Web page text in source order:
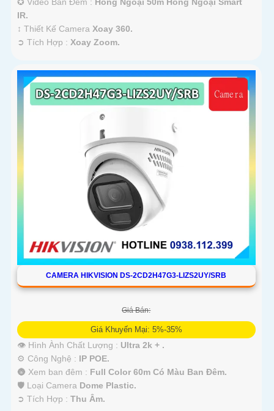
IR.
↕️ Thiết Kế Camera Xoay 360.
️➲ Tích Hợp : Xoay Zoom.
CAMERA HIKVISION DS-2CD2H47G3-LIZS2UY/SRB
Giá Bán:
Giá Khuyến Mại: 5%-35%
👁 Hình Ành Chất Lượng : Ultra 2k + .
⚙ Công Nghệ : IP POE.
🌚 Xem ban đêm : Full Color 60m Có Màu Ban Ðêm.
🛡 Loại Camera Dome Plastic.
️➲ Tích Hợp : Thu Âm.